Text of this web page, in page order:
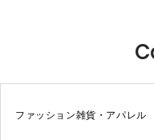
ファッション雑貨・アパレル